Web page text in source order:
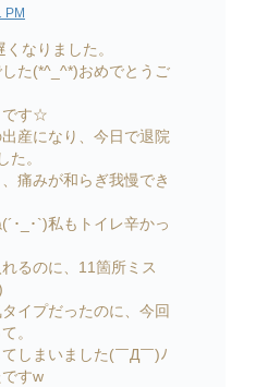
PM
なりました。
た(*^_^*)おめでとうご
です☆
産になり、今日で退院
た。
痛みが和らぎ我慢でき
･_･`)私もトイレ辛かっ
るのに、11箇所ミス
イプだったのに、今回
。
しまいました(￣Д￣)ﾉ
すw